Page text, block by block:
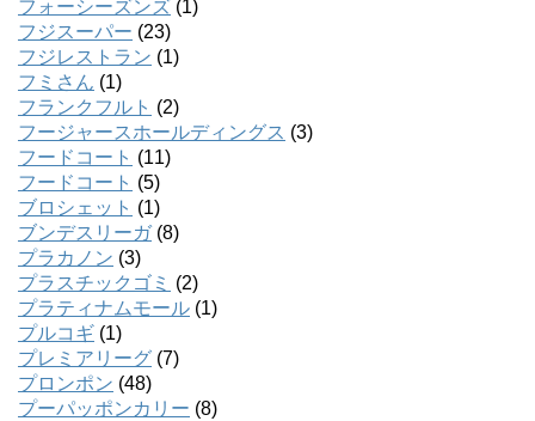
フォーシーズンズ (1)
フジスーパー (23)
フジレストラン (1)
フミさん (1)
フランクフルト (2)
フージャースホールディングス (3)
フードコート (11)
フードコート (5)
ブロシェット (1)
ブンデスリーガ(8)
プラカノン (3)
プラスチックゴミ (2)
プラティナムモール (1)
プルコギ (1)
プレミアリーグ (7)
プロンポン (48)
プーパッポンカリー (8)